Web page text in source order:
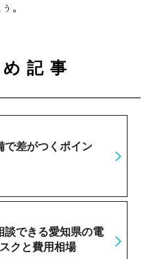
。
記事
で差がつくポイン
談できる愛知県の電
クと費用相場